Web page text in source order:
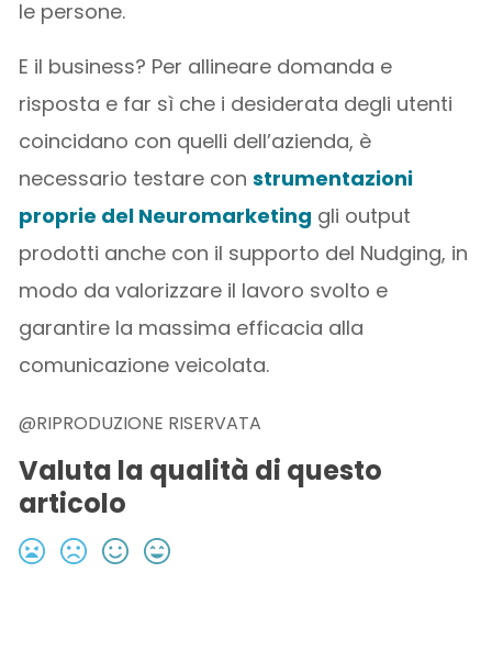
le persone.
E il business? Per allineare domanda e
risposta e far sì che i desiderata degli utenti
coincidano con quelli dell’azienda, è
necessario testare construmentazioni
proprie del Neuromarketing gli output
prodotti anche con il supporto del Nudging, in
modo da valorizzare il lavoro svolto e
garantire la massima efficacia alla
comunicazione veicolata.
@RIPRODUZIONE RISERVATA
Valuta la qualità di questo
articolo